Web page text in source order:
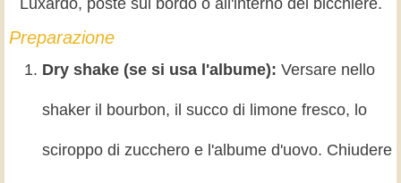
Luxardo, poste sul bordo o all'interno del bicchiere.
Preparazione
Dry shake (se si usa l'albume): Versare nello
shaker il bourbon, il succo di limone fresco, lo
sciroppo di zucchero e l'albume d'uovo. Chiudere